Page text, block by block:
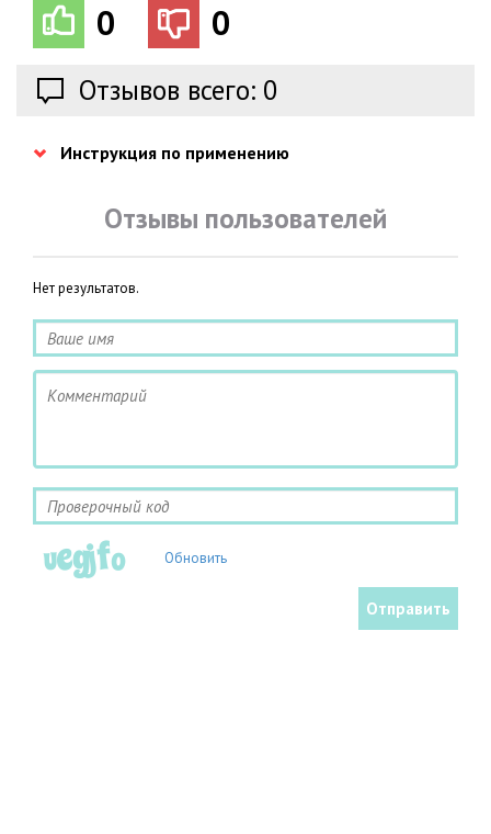
0 0
Отзывов всего: 0
Инструкция по применению
Отзывы пользователей
Нет результатов.
Обновить